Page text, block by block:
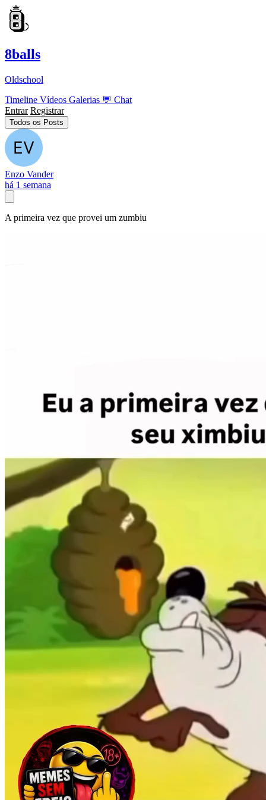
8balls
Oldschool
Timeline Vídeos Galerias 💬 Chat
Entrar Registrar
Todos os Posts
Enzo Vander
há 1 semana
A primeira vez que provei um zumbiu